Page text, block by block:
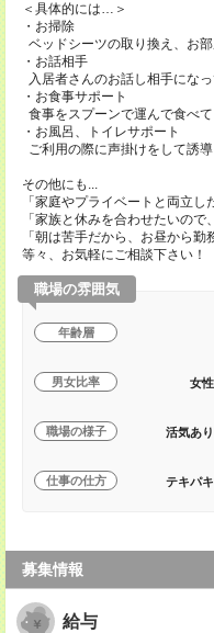
＜具体的には…＞
・お掃除
ベッドシーツの取り換え、お
・お話相手
入居者さんのお話し相手にな
・お食事サポート
食事をスプーンで運んで食べ
・お風呂、トイレサポート
ご利用の際に声掛けをして誘
その他にも...
「家庭やプライベートと両立し
「家族と休みを合わせたいので
「朝は苦手だから、お昼から勤
等々、お気軽にご相談下さい！
職場の雰囲気
年齢層
男女比率 女性
職場の様子 活気あり
仕事の仕方 テキパキ
募集情報
給与